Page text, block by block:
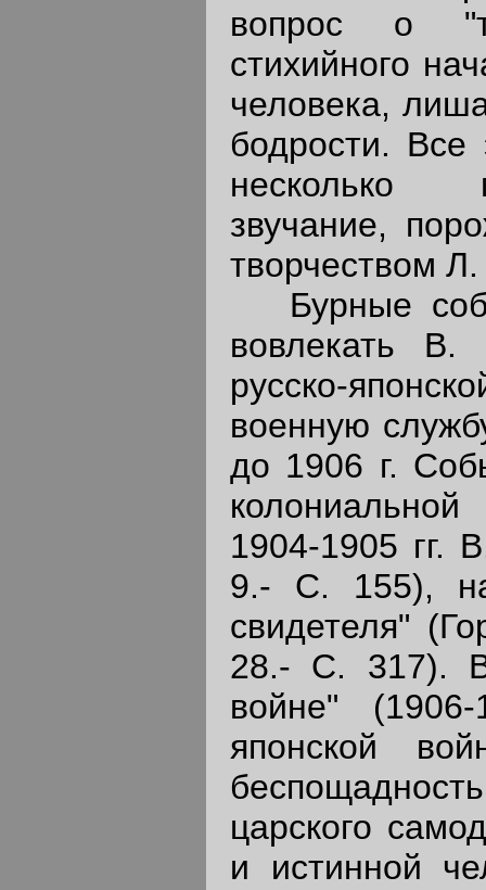
вопрос о
стихийного
человека,
бодрости. Все
несколько
звучание,
творчеством
Бурные
вовлекать
русско-
военную
до 1906 г.
1904-1905 гг.
9.- С. 155),
свидетеля"
28.- С. 317). В
войне"
японской
царского
и истинной